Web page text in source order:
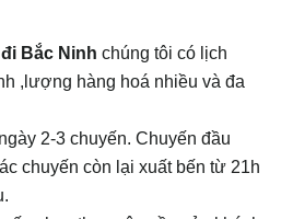
đi Bắc Ninh chúng tôi có lịch
,lượng hàng hoá nhiều và đa
2-3 chuyến. Chuyến đầu
chuyến còn lại xuất bến từ 21h